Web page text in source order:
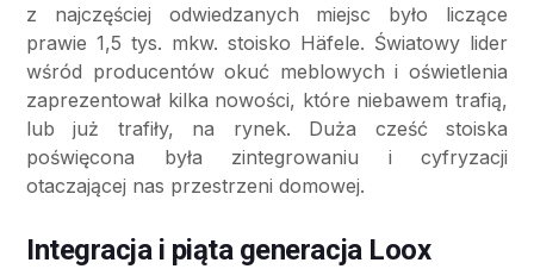
z najczęściej odwiedzanych miejsc było liczące
prawie 1,5 tys. mkw. stoisko Häfele. Światowy lider
wśród producentów okuć meblowych i oświetlenia
zaprezentował kilka nowości, które niebawem trafią,
lub już trafiły, na rynek. Duża cześć stoiska
poświęcona była zintegrowaniu i cyfryzacji
otaczającej nas przestrzeni domowej.
Integracja i piąta generacja Loox